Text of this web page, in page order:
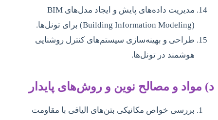
مدیریت داده‌های پایش و ایجاد مدل‌های BIM
(Building Information Modeling) برای تونل‌ها.
طراحی و بهینه‌سازی سیستم‌های کنترل روشنایی
هوشمند در تونل‌ها.
د) مواد و مصالح نوین و روش‌های پایدار
بررسی خواص مکانیکی بتن‌های الیافی با مقاومت